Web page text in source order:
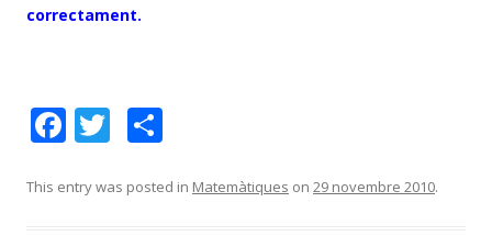
correctament.
F
ac
e
T
w
itt m
This entry was posted in Matemàtiques on 29 novembre 2010.